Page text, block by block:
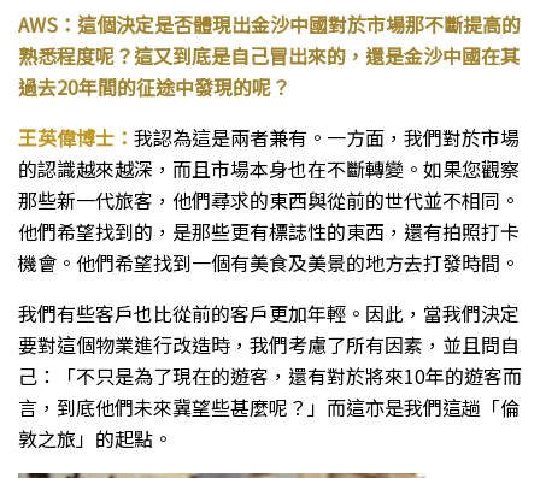
AWS：這個決定是否體現出金沙中國對於市場那不斷提高的
熟悉程度呢？這又到底是自己冒出來的，還是金沙中國在其
過去20年間的征途中發現的呢？
王英偉博士： 我認為這是兩者兼有。一方面，我們對於市場
的認識越來越深，而且市場本身也在不斷轉變。如果您觀察
那些新一代旅客，他們尋求的東西與從前的世代並不相同。
他們希望找到的，是那些更有標誌性的東西，還有拍照打卡
機會。他們希望找到一個有美食及美景的地方去打發時間。
我們有些客戶也比從前的客戶更加年輕。因此，當我們決定
要對這個物業進行改造時，我們考慮了所有因素，並且問自
己：「不只是為了現在的遊客，還有對於將來10年的遊客而
言，到底他們未來冀望些甚麼呢？」而這亦是我們這趟「倫
敦之旅」的起點。